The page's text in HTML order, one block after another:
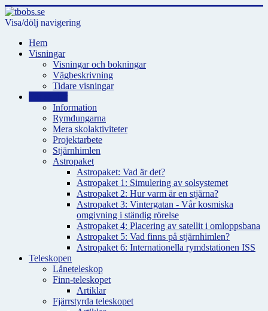
Visa/dölj navigering
Hem
Visningar
Visningar och bokningar
Vägbeskrivning
Tidare visningar
Information
Rymdungarna
Mera skolaktiviteter
Projektarbete
Stjärnhimlen
Astropaket
Astropaket: Vad är det?
Astropaket 1: Simulering av solsystemet
Astropaket 2: Hur varm är en stjärna?
Astropaket 3: Vintergatan - Vår kosmiska
omgivning i ständig rörelse
Astropaket 4: Placering av satellit i omloppsbana
Astropaket 5: Vad finns på stjärnhimlen?
Astropaket 6: Internationella rymdstationen ISS
Teleskopen
Låneteleskop
Finn-teleskopet
Artiklar
Fjärrstyrda teleskopet